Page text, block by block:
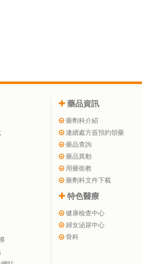
藥品資訊
藥劑科介紹
連續處方簽預約領藥
藥品查詢
藥品異動
用藥衛教
藥劑科文件下載
特色醫療
健康檢查中心
婦女泌尿中心
骨科